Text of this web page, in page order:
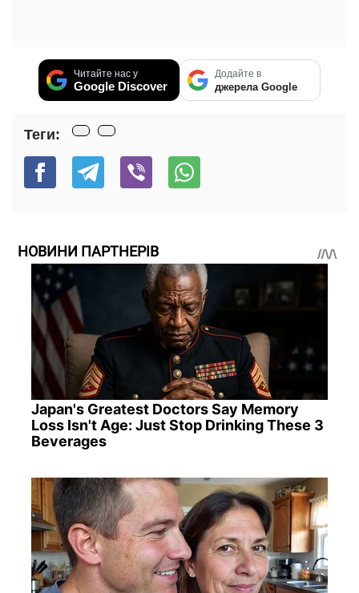
Читайте нас у
Google Discover
Додайте в
джерела Google
Теги:
НОВИНИ ПАРТНЕРІВ
Japan's Greatest Doctors Say Memory
Loss Isn't Age: Just Stop Drinking These 3
Beverages